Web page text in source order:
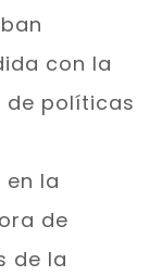
con la
de políticas
la
de
de la